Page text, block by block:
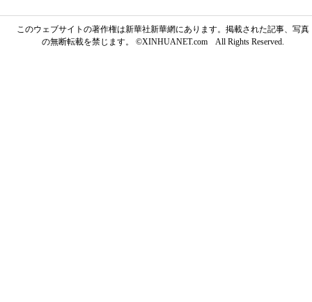
このウェブサイトの著作権は新華社新華網にあります。掲載された記事、写真
の無断転載を禁じます。 ©XINHUANET.com All Rights Reserved.